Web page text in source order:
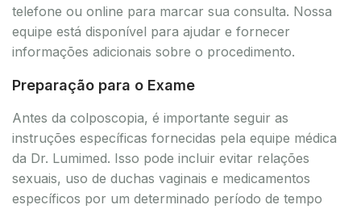
telefone ou online para marcar sua consulta. Nossa
equipe está disponível para ajudar e fornecer
informações adicionais sobre o procedimento.
Preparação para o Exame
Antes da colposcopia, é importante seguir as
instruções específicas fornecidas pela equipe médica
da Dr. Lumimed. Isso pode incluir evitar relações
sexuais, uso de duchas vaginais e medicamentos
específicos por um determinado período de tempo